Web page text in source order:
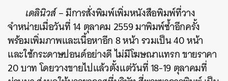
เดลินิวส์– มีการสั่งพิมพ์เพิ่มหนังสือพิมพ์ที่วาง
จำหน่ายเมื่อวันที่ 14 ตุลาคม 2559 มาพิมพ์ซ้ำอีกครั้ง
พร้อมเพิ่มภาพและเนื้อหาอีก 8 หน้า รวมเป็น 40 หน้า
และใช้กระดาษปอนด์อย่างดี ไม่มีโฆษณาแทรก ขายราคา
20 บาท โดยวางขายไปแล้วตั้งแต่วันที่ 18-19 ตุลาคมที่